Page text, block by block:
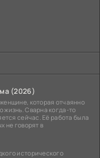
(2026)
которая отчаянно
жизнь. Сварна когда-то
сейчас. Её работа была
не говорят в
исторического